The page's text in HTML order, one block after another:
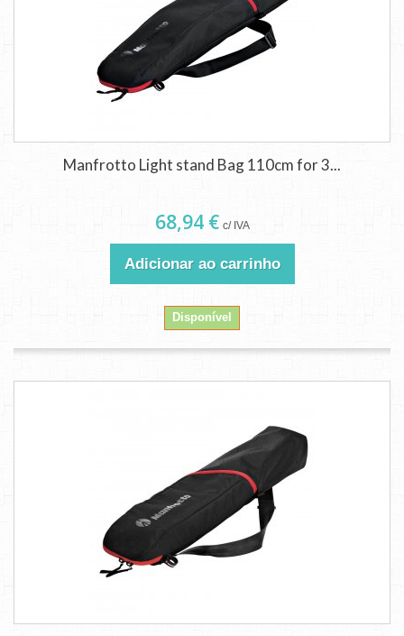
Manfrotto Light stand Bag 110cm for 3...
68,94 € c/ IVA
Adicionar ao carrinho
Disponível